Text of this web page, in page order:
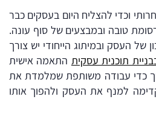
וכדי להצליח היום בעסקים כבר
טובה ובמבצעים של סוף עונה.
של העסק ובמיתוג הייחודי יש צורך
תוכנית עסקית התאמה אישית
כדי עבודה משותפת שמלמדת את
למנף את העסק ולהפוך אותו